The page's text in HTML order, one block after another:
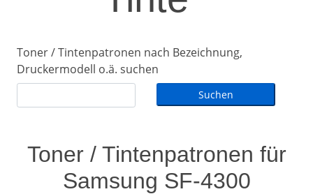
Toner / Tintenpatronen nach Bezeichnung,
Druckermodell o.ä. suchen
Toner / Tintenpatronen für
Samsung SF-4300